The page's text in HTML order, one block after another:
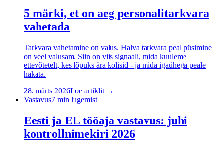
5 märki, et on aeg personalitarkvara
vahetada
Tarkvara vahetamine on valus. Halva tarkvara peal püsimine
on veel valusam. Siin on viis signaali, mida kuuleme
ettevõtetelt, kes lõpuks ära kolisid - ja mida igaühega peale
hakata.
28. märts 2026Loe artiklit →
Vastavus7 min lugemist
Eesti ja EL tööaja vastavus: juhi
kontrollnimekiri 2026